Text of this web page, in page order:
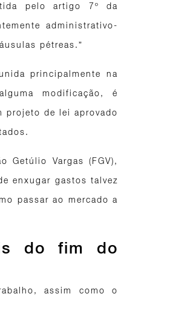
pelo artigo 7º da
administrativo-
pétreas.”
principalmente na
modificação, é
projeto de lei aprovado
Getúlio Vargas (FGV),
enxugar gastos talvez
passar ao mercado a
do fim do
assim como o